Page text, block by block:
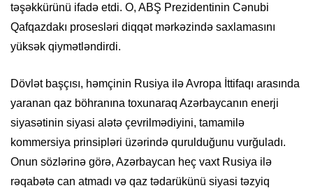
təşəkkürünü ifadə etdi. O, ABŞ Prezidentinin Cənubi
Qafqazdakı prosesləri diqqət mərkəzində saxlamasını
yüksək qiymətləndirdi.
Dövlət başçısı, həmçinin Rusiya ilə Avropa İttifaqı arasında
yaranan qaz böhranına toxunaraq Azərbaycanın enerji
siyasətinin siyasi alətə çevrilmədiyini, tamamilə
kommersiya prinsipləri üzərində qurulduğunu vurğuladı.
Onun sözlərinə görə, Azərbaycan heç vaxt Rusiya ilə
rəqabətə can atmadı və qaz tədarükünü siyasi təzyiq